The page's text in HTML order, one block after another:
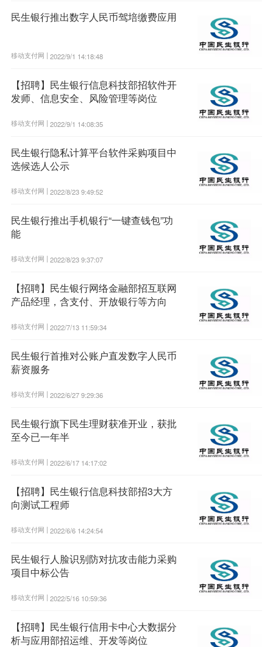
民生银行推出数字人民币驾培缴费应用
移动支付网 | 2022/9/1 14:18:48
【招聘】民生银行信息科技部招软件开
发师、信息安全、风险管理等岗位
移动支付网 | 2022/9/1 14:08:35
民生银行隐私计算平台软件采购项目中
选候选人公示
移动支付网 | 2022/8/23 9:49:52
民生银行推出手机银行“一键查钱包”功
能
移动支付网 | 2022/8/23 9:37:07
【招聘】民生银行网络金融部招互联网
产品经理，含支付、开放银行等方向
移动支付网 | 2022/7/13 11:59:34
民生银行首推对公账户直发数字人民币
薪资服务
移动支付网 | 2022/6/27 9:29:36
民生银行旗下民生理财获准开业，获批
至今已一年半
移动支付网 | 2022/6/17 14:17:02
【招聘】民生银行信息科技部招3大方
向测试工程师
移动支付网 | 2022/6/6 14:24:54
民生银行人脸识别防对抗攻击能力采购
项目中标公告
移动支付网 | 2022/5/16 10:59:36
【招聘】民生银行信用卡中心大数据分
析与应用部招运维、开发等岗位